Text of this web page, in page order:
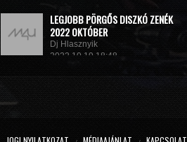
LEGJOBB PÖRGŐS DISZKÓ ZENÉK
2022 OKTÓBER
Dj Hlasznyik
2022.10.19 18:48